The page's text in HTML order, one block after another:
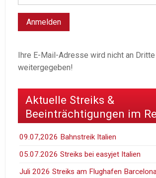
Ihre E-Mail-Adresse wird nicht an Dritte
weitergegeben!
Aktuelle Streiks &
Beeinträchtigungen im
09.07,2026 Bahnstreik Italien
05.07.2026 Streiks bei easyjet Italien
Juli 2026 Streiks am Flughafen